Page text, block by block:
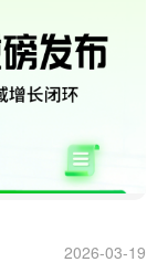
2026-03-19